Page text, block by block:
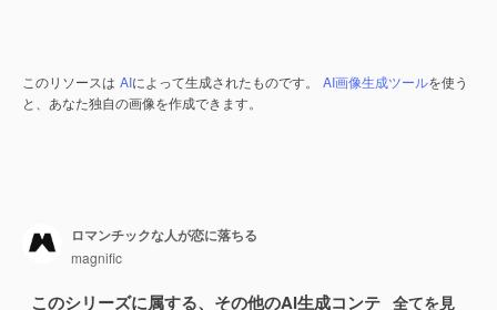
このリソースは AIによって生成されたものです。 AI画像生成ツールを使う
と、あなた独自の画像を作成できます。
ロマンチックな人が恋に落ちる
magnific
このシリーズに属する、その他のAI生成コンテ 全てを見